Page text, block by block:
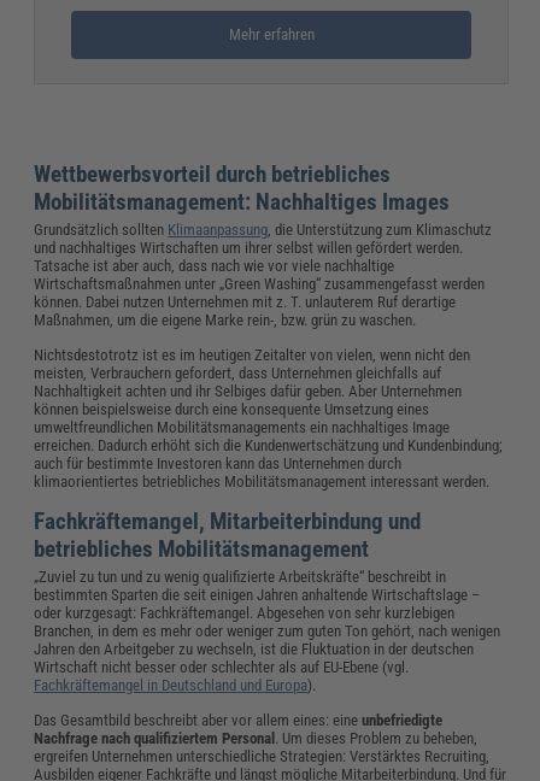
Mehr erfahren
Wettbewerbsvorteil durch betriebliches
Mobilitätsmanagement: Nachhaltiges Images
Grundsätzlich sollten Klimaanpassung , die Unterstützung zum Klimaschutz
und nachhaltiges Wirtschaften um ihrer selbst willen gefördert werden.
Tatsache ist aber auch, dass nach wie vor viele nachhaltige
Wirtschaftsmaßnahmen unter „Green Washing“ zusammengefasst werden
können. Dabei nutzen Unternehmen mit z. T. unlauterem Ruf derartige
Maßnahmen, um die eigene Marke rein-, bzw. grün zu waschen.
Nichtsdestotrotz ist es im heutigen Zeitalter von vielen, wenn nicht den
meisten, Verbrauchern gefordert, dass Unternehmen gleichfalls auf
Nachhaltigkeit achten und ihr Selbiges dafür geben. Aber Unternehmen
können beispielsweise durch eine konsequente Umsetzung eines
umweltfreundlichen Mobilitätsmanagements ein nachhaltiges Image
erreichen. Dadurch erhöht sich die Kundenwertschätzung und Kundenbindung;
auch für bestimmte Investoren kann das Unternehmen durch
klimaorientiertes betriebliches Mobilitätsmanagement interessant werden.
Fachkräftemangel, Mitarbeiterbindung und
betriebliches Mobilitätsmanagement
„Zuviel zu tun und zu wenig qualifizierte Arbeitskräfte“ beschreibt in
bestimmten Sparten die seit einigen Jahren anhaltende Wirtschaftslage –
oder kurzgesagt: Fachkräftemangel. Abgesehen von sehr kurzlebigen
Branchen, in dem es mehr oder weniger zum guten Ton gehört, nach wenigen
Jahren den Arbeitgeber zu wechseln, ist die Fluktuation in der deutschen
Wirtschaft nicht besser oder schlechter als auf EU-Ebene (vgl.
Fachkräftemangel in Deutschland und Europa).
Das Gesamtbild beschreibt aber vor allem eines: eineunbefriedigte
Nachfrage nach qualifiziertem Personal
. Um dieses Problem zu beheben,
ergreifen Unternehmen unterschiedliche Strategien: Verstärktes Recruiting,
Ausbilden eigener Fachkräfte und längst mögliche Mitarbeiterbindung. Und für